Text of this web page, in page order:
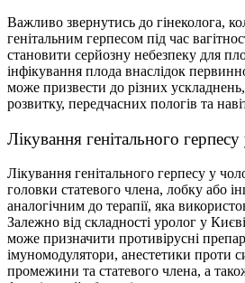
Важливо звернутись до гінеколога,
генітальним герпесом під час
становити серйозну небезпеку для
інфікування плода внаслідок
може призвести до різних
розвитку, передчасних пологів та
Лікування генітального герпесу
Лікування генітального герпесу у
головки статевого члена, лобку або
аналогічним до терапії, яка
Залежно вiд складностi уролог у Києві
може призначити противірусні
імуномодулятори, анестетики проти
промежини та статевого члена, а